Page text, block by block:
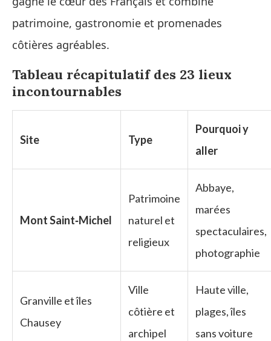
patrimoine, gastronomie et promenades
côtières agréables.
Tableau récapitulatif des 23 lieux
incontournables
Site Type
Pourquoi y
aller
Mont Saint‑Michel
Patrimoine
naturel et
religieux
Abbaye,
marées
spectaculaires,
photographie
Granville et îles
Chausey
Ville
côtière et
archipel
Haute ville,
plages, îles
sans voiture